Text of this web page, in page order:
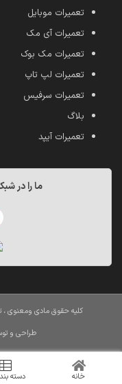
خانه دسته
تعمیرات موبایل
تعمیرات آی مک
تعمیرات مک بوک
تعمیرات لپ تاپ
تعمیرات سرفیس
بلاگ
تعمیرات آیپد
ما را در
کلیه حقوق مادی ومعنوی ،
طراحی و